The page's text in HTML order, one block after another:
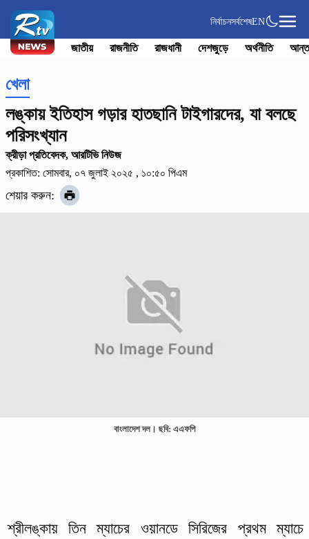
নির্বাচনসর্বশেষEN
জাতীয় রাজনীতি রাজধানী দেশজুড়ে অর্থনীতি
খেলা
লঙ্কায় ইতিহাস গড়ার হাতছানি টাইগারদের, যা বলছে
পরিসংখ্যান
ক্রীড়া প্রতিবেদক, আরটিভি নিউজ
প্রকাশিত: সোমবার, ০৭ জুলাই ২০২৫ , ১০:৫০ পিএম
শেয়ার করুন:
বাংলাদেশ দল। ছবি: এএফপি
শ্রীলঙ্কায় তিন ম্যাচের ওয়ানডে সিরিজের প্রথম ম্যাচে